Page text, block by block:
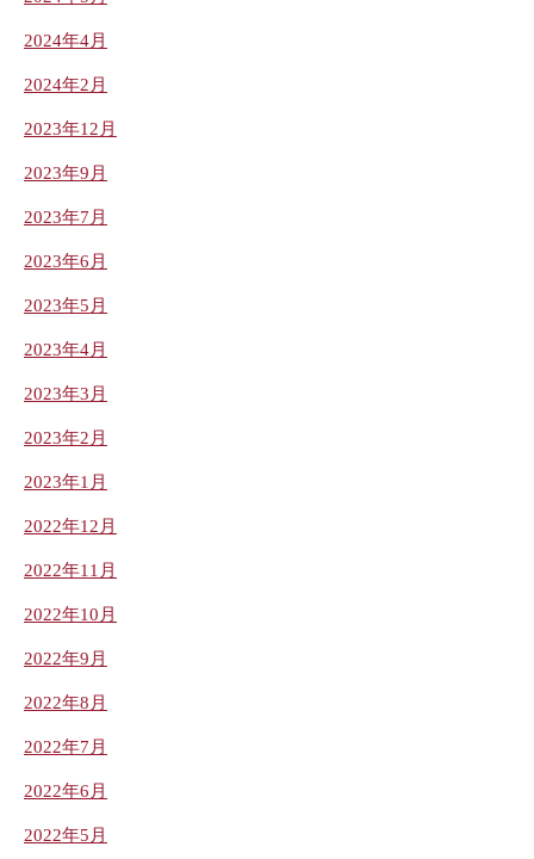
2024年4月
2024年2月
2023年12月
2023年9月
2023年7月
2023年6月
2023年5月
2023年4月
2023年3月
2023年2月
2023年1月
2022年12月
2022年11月
2022年10月
2022年9月
2022年8月
2022年7月
2022年6月
2022年5月